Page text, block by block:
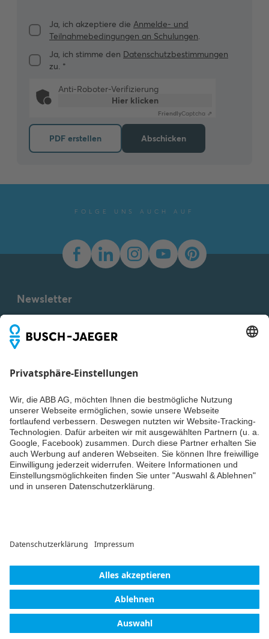
Ja, ich akzeptiere die Anmelde- und
Teilnahmebedingungen an Schulungen.
Ja, ich stimme den Datenschutzbestimmungen
zu. *
Anti-Roboter-Verifizierung
Hier klicken
FriendlyCaptcha ⇗
PDF erstellen Abschicken
FOLGE UNS AUCH AUF
Newsletter
verpassen? Einfach Newsletter abonnieren und immer auf
dem Laufenden bleiben.
Weiter
Cookie-Einstellungen
Lieferbedingungen/AGB
Impressum
Barrierefreiheit